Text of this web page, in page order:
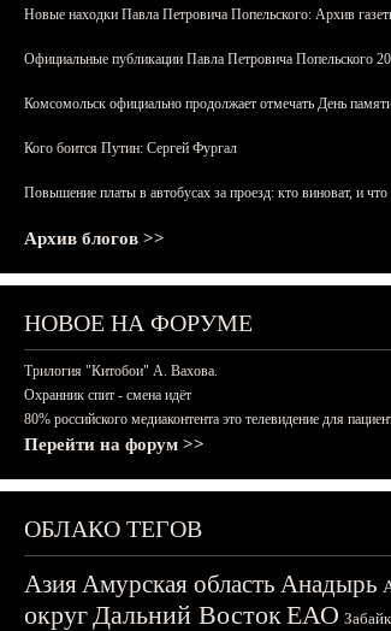
Новые находки Павла Петровича Попельского: Архив
Официальные публикации Павла Петровича Попельского
Комсомольск официально продолжает отмечать День
Кого боится Путин: Сергей Фургал
Повышение платы в автобусах за проезд: кто виноват, и что
Архив блогов >>
НОВОЕ НА ФОРУМЕ
Трилогия "Китобои" А. Вахова.
Охранник спит - смена идёт
80% российского медиаконтента это телевидение для
Перейти на форум >>
ОБЛАКО ТЕГОВ
АзияАмурская область Анадырь
округДальний ВостокЕАО